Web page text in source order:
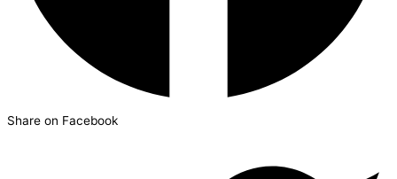
Share on Facebook